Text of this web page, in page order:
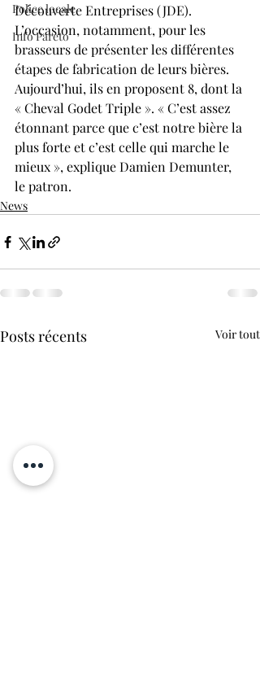
Police locale
Info Pareto
Découverte Entreprises (JDE).
L’occasion, notamment, pour les
brasseurs de présenter les différentes
étapes de fabrication de leurs bières.
Aujourd’hui, ils en proposent 8, dont la
« Cheval Godet Triple ». « C’est assez
étonnant parce que c’est notre bière la
plus forte et c’est celle qui marche le
mieux », explique Damien Demunter,
le patron.
News
Posts récents Voir tout